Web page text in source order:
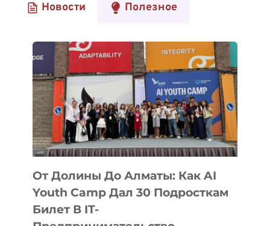
Новости Полезное
От Долины До Алматы: Как AI
Youth Camp Дал 30 Подросткам
Билет В IT-